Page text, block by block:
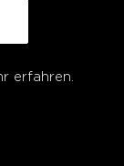
erfahren.